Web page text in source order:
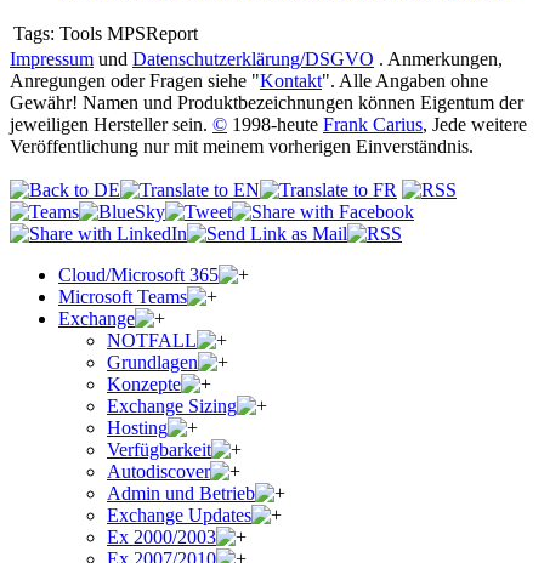
Tags: Tools MPSReport
Impressum und Datenschutzerklärung/DSGVO . Anmerkungen,
Anregungen oder Fragen siehe "Kontakt". Alle Angaben ohne
Gewähr! Namen und Produktbezeichnungen können Eigentum der
jeweiligen Hersteller sein. © 1998-heute Frank Carius, Jede weitere
Veröffentlichung nur mit meinem vorherigen Einverständnis.
Cloud/Microsoft 365
Microsoft Teams
Exchange
NOTFALL
Grundlagen
Konzepte
Exchange Sizing
Hosting
Verfügbarkeit
Autodiscover
Admin und Betrieb
Exchange Updates
Ex 2000/2003
Ex 2007/2010